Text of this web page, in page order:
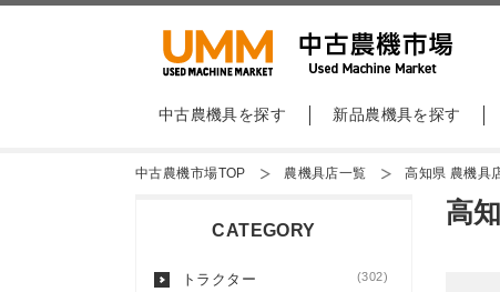
中古農機具を探す 新品農機具を探す
中古農機市場TOP 農機具店一覧 高知県 農機具
高
CATEGORY
トラクター (302)